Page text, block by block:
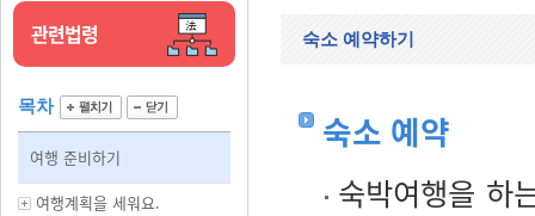
관련법령
목차
여행 준비하기
여행계획을 세워요.
숙소 예약하기
숙소 예약
숙박여행을 하